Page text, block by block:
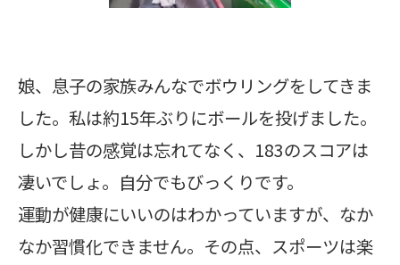
娘、息子の家族みんなでボウリングをしてきま
した。私は約15年ぶりにボールを投げました。
しかし昔の感覚は忘れてなく、183のスコアは
凄いでしょ。自分でもびっくりです。
運動が健康にいいのはわかっていますが、なか
なか習慣化できません。その点、スポーツは楽